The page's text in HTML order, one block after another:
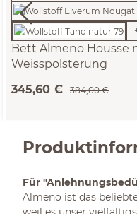
Bett Almeno Housse
Weisspolsterung
345,60 € 384,00 €
Für
Almeno ist das